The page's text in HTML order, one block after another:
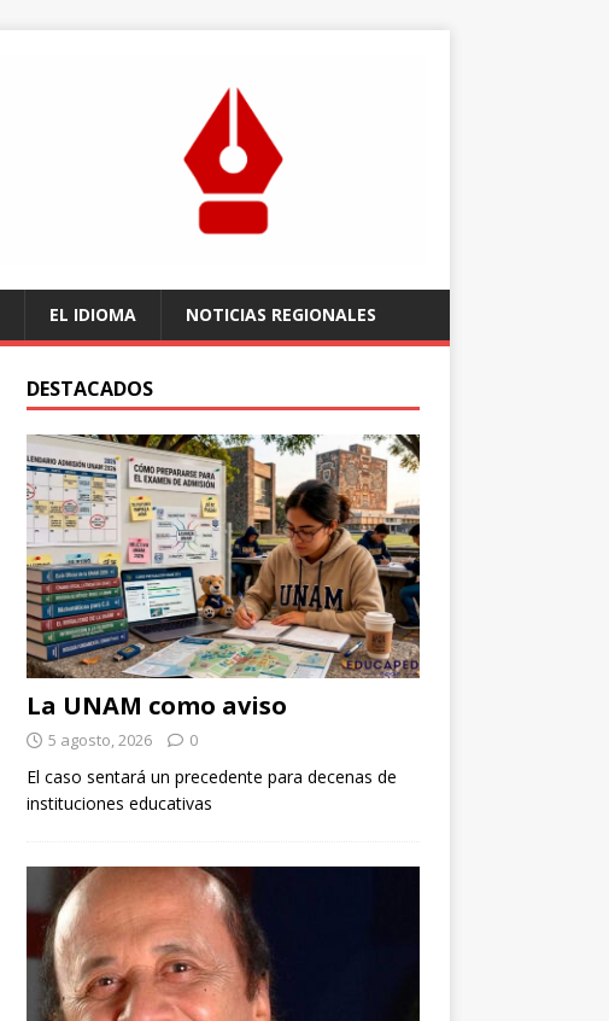
EL IDIOMA NOTICIAS REGIONALES
DESTACADOS
La UNAM como aviso
5 agosto, 2026 0
El caso sentará un precedente para decenas de
instituciones educativas